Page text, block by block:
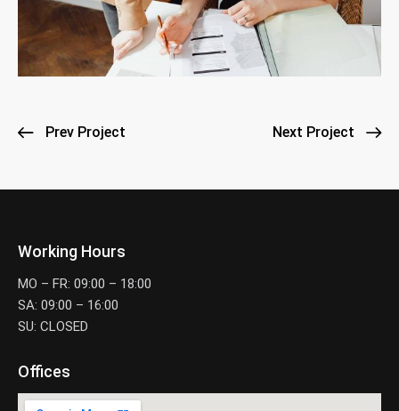
Prev Project Next Project
Working Hours
MO – FR: 09:00 – 18:00
SA: 09:00 – 16:00
SU: CLOSED
Offices